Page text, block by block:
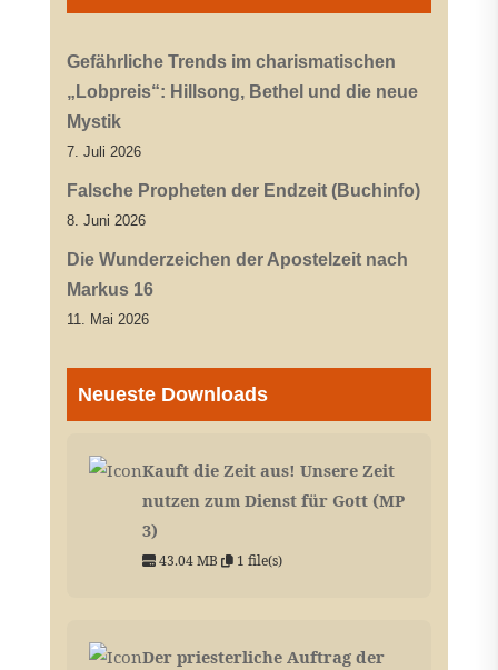
Gefährliche Trends im charismatischen
„Lobpreis“: Hillsong, Bethel und die neue
Mystik
7. Juli 2026
Falsche Propheten der Endzeit (Buchinfo)
8. Juni 2026
Die Wunderzeichen der Apostelzeit nach
Markus 16
11. Mai 2026
Neueste Downloads
Kauft die Zeit aus! Unsere Zeit
nutzen zum Dienst für Gott (MP
3)
43.04 MB 1 file(s)
Der priesterliche Auftrag der